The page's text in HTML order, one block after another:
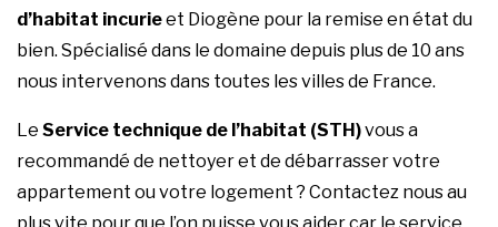
d’habitat incurieet Diogène pour la remise en état du
bien. Spécialisé dans le domaine depuis plus de 10 ans
nous intervenons dans toutes les villes de France.
Le Service technique de l’habitat (STH)vous a
recommandé de nettoyer et de débarrasser votre
appartement ou votre logement ? Contactez nousau